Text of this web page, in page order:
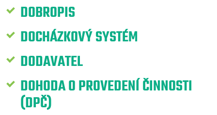
DOBROPIS
DOCHÁZKOVÝ SYSTÉM
DODAVATEL
DOHODA O PROVEDENÍ ČINNOSTI
(DPČ)